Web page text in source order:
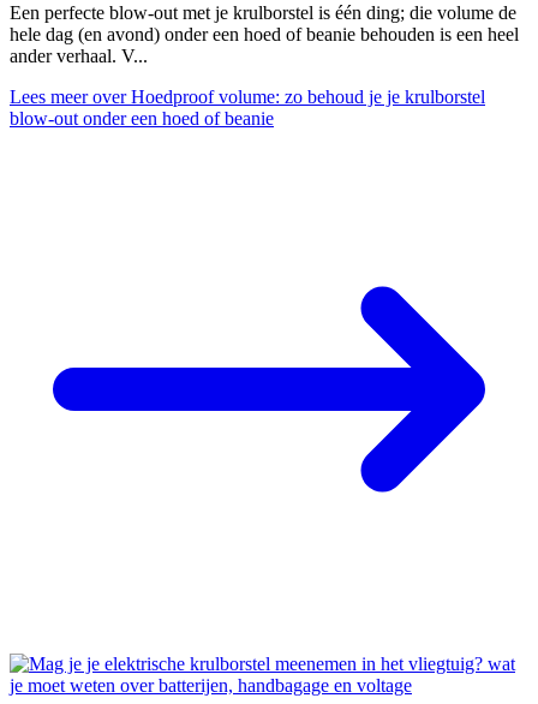
Een perfecte blow-out met je krulborstel is één ding; die volume de
hele dag (en avond) onder een hoed of beanie behouden is een heel
ander verhaal. V...
Lees meerover Hoedproof volume: zo behoud je je krulborstel
blow-out onder een hoed of beanie